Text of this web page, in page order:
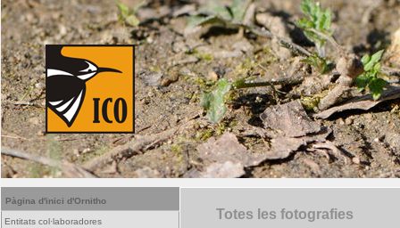
Pàgina d'inici d'Ornitho
Entitats col·laboradores Totes les fotografies